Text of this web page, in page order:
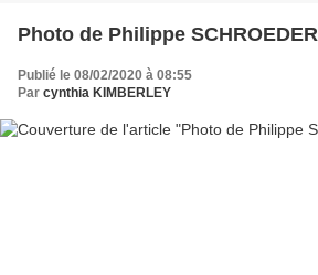
Photo de Philippe SCHROEDER
Publié le 08/02/2020 à 08:55
Par cynthia KIMBERLEY